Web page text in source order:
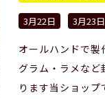
3月22日
3月23日
オールハンドで製
グラム・ラメな
ります当ショッ